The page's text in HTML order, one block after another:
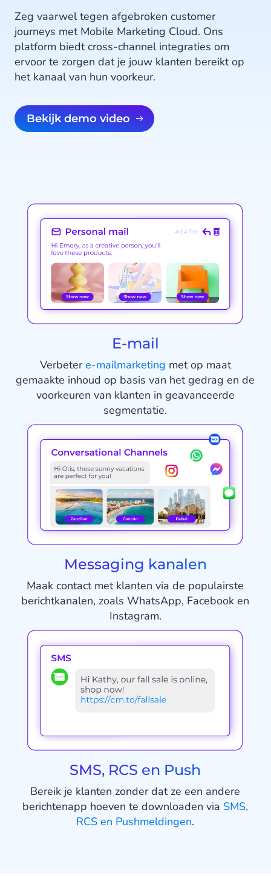
Zeg vaarwel tegen afgebroken customer
journeys met Mobile Marketing Cloud. Ons
platform biedt cross-channel integraties om
ervoor te zorgen dat je jouw klanten bereikt op
het kanaal van hun voorkeur.
Bekijk demo video
E-mail
Verbetere-mailmarketing met op maat
gemaakte inhoud op basis van het gedrag en de
voorkeuren van klanten in geavanceerde
segmentatie.
Messaging kanalen
Maak contact met klanten via de populairste
berichtkanalen, zoals WhatsApp, Facebook en
Instagram.
SMS, RCS en Push
Bereik je klanten zonder dat ze een andere
berichtenapp hoeven te downloaden via SMS,
RCS en Pushmeldingen.